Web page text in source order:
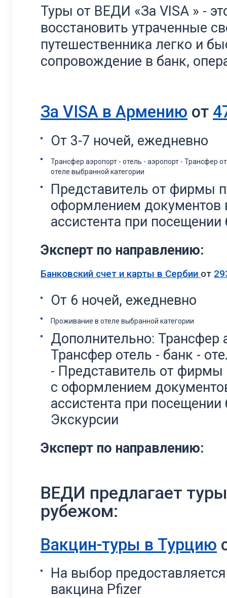
Туры от ВЕДИ «За VISA » -
восстановить утраченные
путешественника легко и
сопровождение в банк,
За VISA в Армению от
От 3-7 ночей, ежедневно
Трансфер аэропорт - отель - аэропорт - Трансфер
отеле выбранной категории
Представитель от фирмы
оформлением документов
ассистента при
Эксперт по направлению:
Банковский счет и карты в Сербии от
От 6 ночей, ежедневно
Проживание в отеле выбранной категории
Дополнительно: Трансфер
Трансфер отель - банк -
- Представитель от
с оформлением
ассистента при
Экскурсии
Эксперт по направлению:
ВЕДИ предлагает
рубежом:
Вакцин-туры в Турцию
На выбор
вакцина Pfizer